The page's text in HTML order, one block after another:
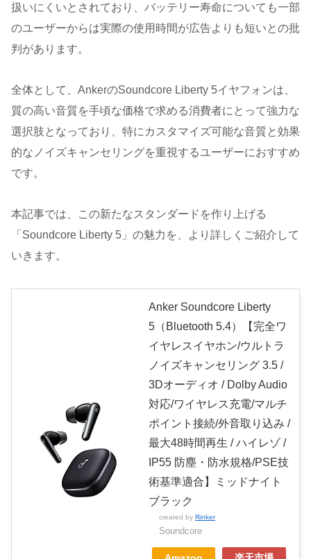
扱いにくいとされており、バッテリー寿命についても一部
のユーザーからは実際の使用時間が広告よりも短いとの批
判があります。
全体として、AnkerのSoundcore Liberty 5イヤフォンは、
質の高い音質を手頃な価格で求める消費者にとって強力な
選択肢となっており、特にカスタマイズ可能な音質と効果
的なノイズキャンセリングを重視するユーザーにおすすめ
です。
本記事では、この新たなスタンダードを作り上げる
「Soundcore Liberty 5」の魅力を、より詳しくご紹介して
いきます。
Anker Soundcore Liberty
5（Bluetooth 5.4）【完全ワ
イヤレスイヤホン/ウルトラ
ノイズキャンセリング 3.5 /
3Dオーディオ / Dolby Audio
対応/ワイヤレス充電/マルチ
ポイント接続/外音取り込み /
最大48時間再生 / ハイレゾ /
IP55 防塵・防水規格/PSE技
術基準適合】ミッドナイト
ブラック
created by Rinker
Soundcore